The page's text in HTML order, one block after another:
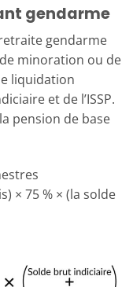
gendarme
gendarme
minoration ou de
liquidation
et de l’ISSP.
pension de base
× 75 % × (la solde